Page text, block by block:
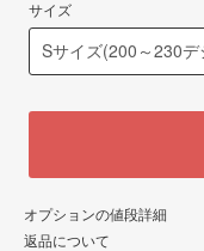
サイズ
オプションの値段詳細
返品について